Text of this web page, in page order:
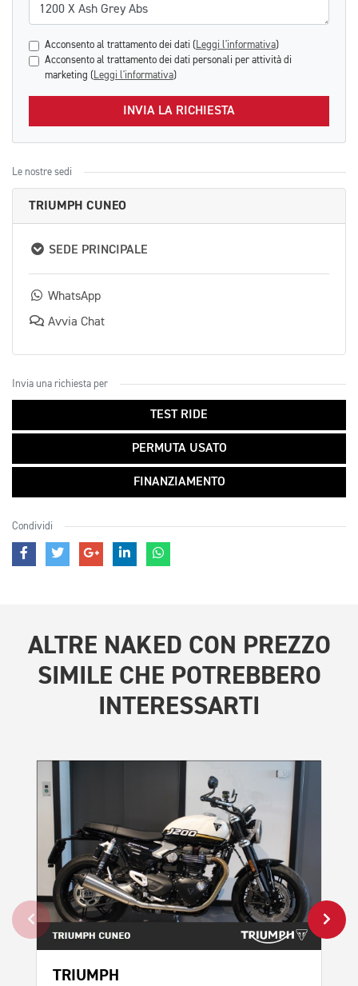
Acconsento al trattamento dei dati ( Leggi l'informativa)
Acconsento al trattamento dei dati personali per attività di
marketing ( Leggi l'informativa)
INVIA LA RICHIESTA
Le nostre sedi
TRIUMPH CUNEO
SEDE PRINCIPALE
WhatsApp
Avvia Chat
Invia una richiesta per
TEST RIDE
PERMUTA USATO
FINANZIAMENTO
Condividi
ALTRE NAKED CON PREZZO
SIMILE CHE POTREBBERO
INTERESSARTI
TRIUMPH